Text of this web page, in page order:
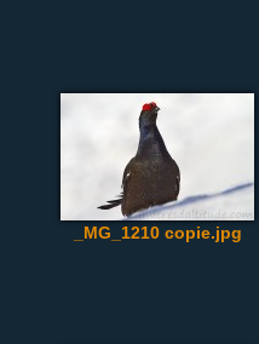
_MG_1210 copie.jpg